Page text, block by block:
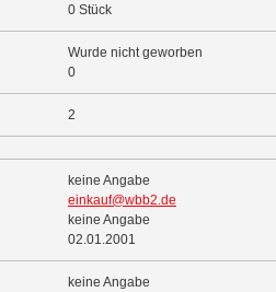
0 Stück
Wurde nicht geworben
0
2
keine Angabe
einkauf@wbb2.de
keine Angabe
02.01.2001
keine Angabe